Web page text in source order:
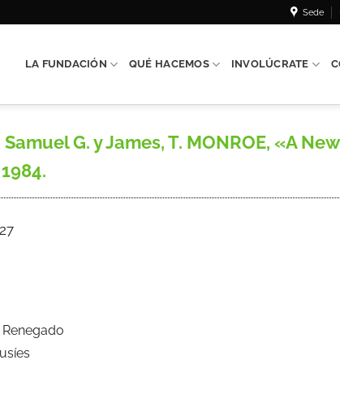
Sede
LA FUNDACIÓN QUÉ HACEMOS INVOLÚCRATE
Samuel G. y James, T. MONROE, «A